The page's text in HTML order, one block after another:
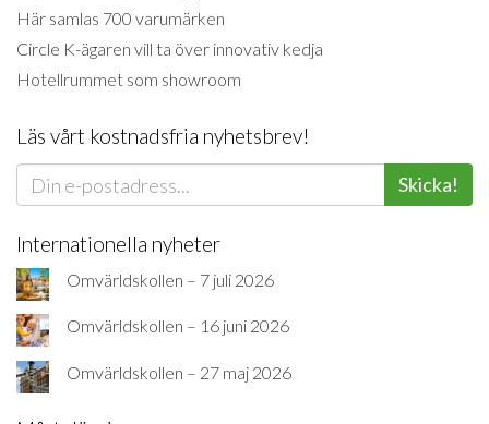
Här samlas 700 varumärken
Circle K-ägaren vill ta över innovativ kedja
Hotellrummet som showroom
Läs vårt kostnadsfria nyhetsbrev!
Skicka!
Internationella nyheter
Omvärldskollen – 7 juli 2026
Omvärldskollen – 16 juni 2026
Omvärldskollen – 27 maj 2026